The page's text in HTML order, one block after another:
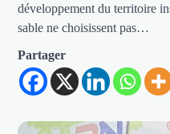
développement du territoire
sable ne choisissent pas…
Partager